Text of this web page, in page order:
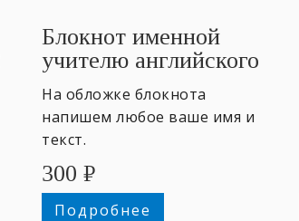
Блокнот именной
учителю английского
#1
На обложке блокнота
напишем любое ваше имя и
текст.
300 ₽
Подробнее